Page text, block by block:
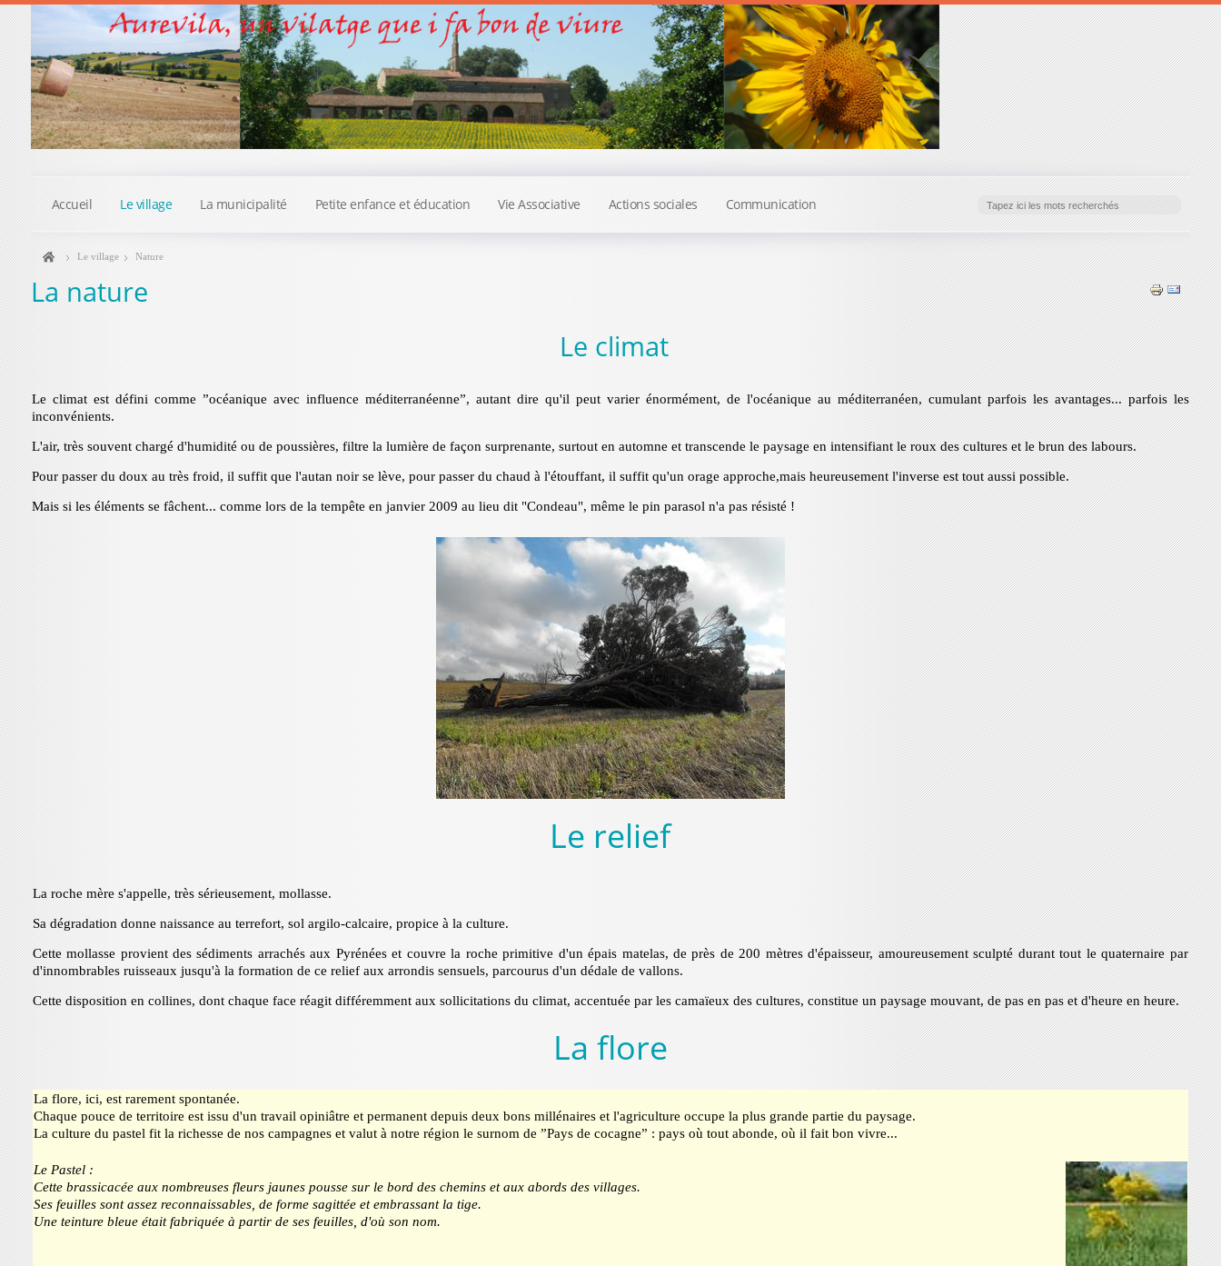
Accueil Le village La municipalité Petite enfance et éducation Vie Associative Actions sociales Communication
Le village Nature
La nature
Le climat
Le climat est défini comme ”océanique avec influence méditerranéenne”, autant dire qu'il peut varier énormément, de l'océanique au méditerranéen, cumulant parfois les avantages... parfois les
inconvénients.
L'air, très souvent chargé d'humidité ou de poussières, filtre la lumière de façon surprenante, surtout en automne et transcende le paysage en intensifiant le roux des cultures et le brun des labours.
Pour passer du doux au très froid, il suffit que l'autan noir se lève, pour passer du chaud à l'étouffant, il suffit qu'un orage approche,mais heureusement l'inverse est tout aussi possible.
Mais si les éléments se fâchent... comme lors de la tempête en janvier 2009 au lieu dit "Condeau", même le pin parasol n'a pas résisté !
Le relief
La roche mère s'appelle, très sérieusement, mollasse.
Sa dégradation donne naissance au terrefort, sol argilo-calcaire, propice à la culture.
Cette mollasse provient des sédiments arrachés aux Pyrénées et couvre la roche primitive d'un épais matelas, de près de 200 mètres d'épaisseur, amoureusement sculpté durant tout le quaternaire par
d'innombrables ruisseaux jusqu'à la formation de ce relief aux arrondis sensuels, parcourus d'un dédale de vallons.
Cette disposition en collines, dont chaque face réagit différemment aux sollicitations du climat, accentuée par les camaïeux des cultures, constitue un paysage mouvant, de pas en pas et d'heure en heure.
La flore
La flore, ici, est rarement spontanée.
Chaque pouce de territoire est issu d'un travail opiniâtre et permanent depuis deux bons millénaires et l'agriculture occupe la plus grande partie du paysage.
La culture du pastel fit la richesse de nos campagnes et valut à notre région le surnom de ”Pays de cocagne” : pays où tout abonde, où il fait bon vivre...
Le Pastel :
Cette brassicacée aux nombreuses fleurs jaunes pousse sur le bord des chemins et aux abords des villages.
Ses feuilles sont assez reconnaissables, de forme sagittée et embrassant la tige.
Une teinture bleue était fabriquée à partir de ses feuilles, d'où son nom.